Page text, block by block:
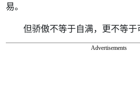
易。
但骄傲不等于自满，更不等于
Advertisements